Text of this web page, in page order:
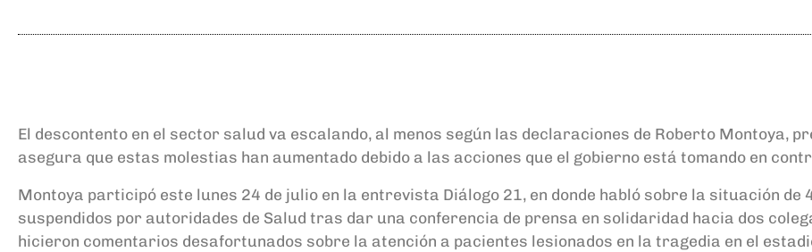
El descontento en el sector salud va escalando, al menos según las declaraciones de Roberto Montoya,
asegura que estas molestias han aumentado debido a las acciones que el gobierno está tomando en
Montoya participó este lunes 24 de julio en la entrevista Diálogo 21, en donde habló sobre la situación de
suspendidos por autoridades de Salud tras dar una conferencia de prensa en solidaridad hacia dos
hicieron comentarios desafortunados sobre la atención a pacientes lesionados en la tragedia en el